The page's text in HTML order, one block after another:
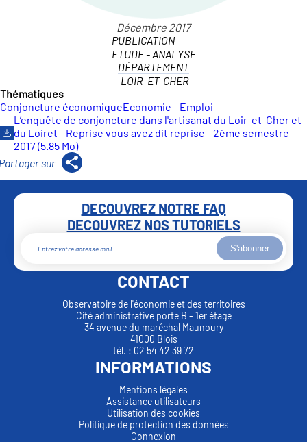
PUBLICATION
ETUDE - ANALYSE
DÉPARTEMENT
LOIR-ET-CHER
Thématiques
Conjoncture économiqueEconomie - Emploi
L’enquête de conjoncture dans l'artisanat du Loir-et-Cher et
du Loiret - Reprise vous avez dit reprise - 2ème semestre
2017 (5.85 Mo)
DECOUVREZ NOTRE FAQ
DECOUVREZ NOS TUTORIELS
S'abonner
CONTACT
Observatoire de l'économie et des territoires
Cité administrative porte B - 1er étage
34 avenue du maréchal Maunoury
41000 Blois
tél. : 02 54 42 39 72
INFORMATIONS
Mentions légales
Assistance utilisateurs
Utilisation des cookies
Politique de protection des données
Connexion